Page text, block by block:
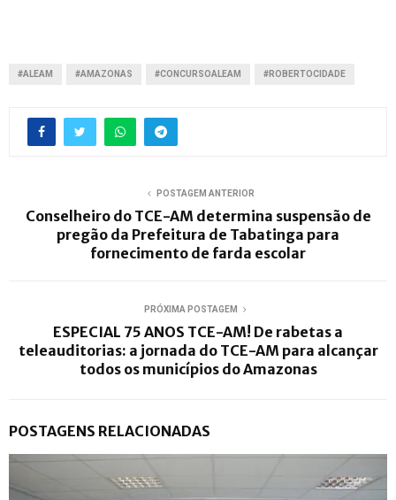
#ALEAM #AMAZONAS #CONCURSOALEAM #ROBERTOCIDADE
POSTAGEM ANTERIOR
Conselheiro do TCE-AM determina suspensão de
pregão da Prefeitura de Tabatinga para
fornecimento de farda escolar
PRÓXIMA POSTAGEM
ESPECIAL 75 ANOS TCE-AM! De rabetas a
teleauditorias: a jornada do TCE-AM para alcançar
todos os municípios do Amazonas
POSTAGENS RELACIONADAS